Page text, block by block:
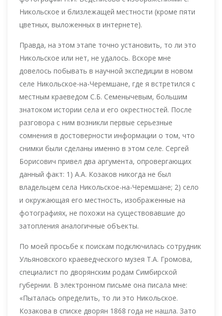
Никольское и близлежащей местности (кроме пяти
цветных, выложенных в интернете).
Правда, на этом этапе точно установить, то ли это
Никольское или нет, не удалось. Вскоре мне
довелось побывать в научной экспедиции в новом
селе Никольское-на-Черемшане, где я встретился с
местным краеведом С.Б. Семенычевым, большим
знатоком истории села и его окрестностей. После
разговора с ним возникли первые серьезные
сомнения в достоверности информации о том, что
снимки были сделаны именно в этом селе. Сергей
Борисович привел два аргумента, опровергающих
данный факт: 1) А.А. Козаков никогда не был
владельцем села Никольское-на-Черемшане; 2) село
и окружающая его местность, изображенные на
фотографиях, не похожи на существовавшие до
затопления аналогичные объекты.
По моей просьбе к поискам подключилась сотрудник
Ульяновского краеведческого музея Т.А. Громова,
специалист по дворянским родам Симбирской
губернии. В электронном письме она писала мне:
«Пыталась определить, то ли это Никольское.
Козакова в списке дворян 1868 года не нашла. Зато